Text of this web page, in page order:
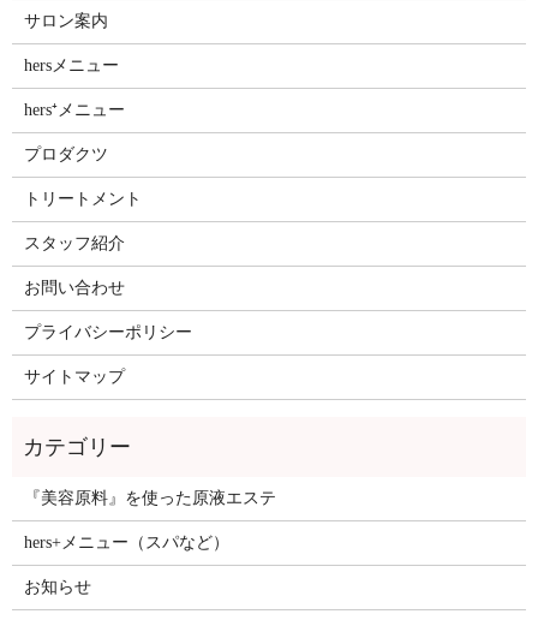
サロン案内
hersメニュー
hers⁺メニュー
プロダクツ
トリートメント
スタッフ紹介
お問い合わせ
プライバシーポリシー
サイトマップ
『美容原料』を使った原液エステ
hers+メニュー（スパなど）
お知らせ